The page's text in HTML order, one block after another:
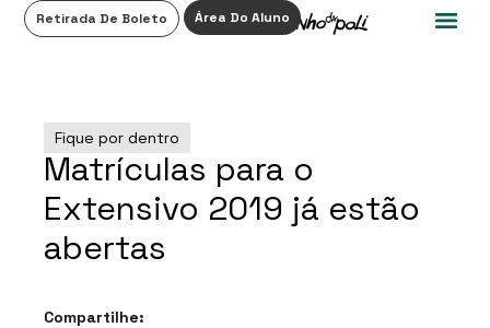
Retirada De Boleto Área Do Aluno
Fique por dentro
Matrículas para o
Extensivo 2019 já estão
abertas
Compartilhe: